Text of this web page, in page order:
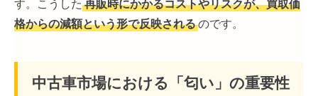
格からの減額という形で反映されるのです。
中古車市場における「匂い」の重要性